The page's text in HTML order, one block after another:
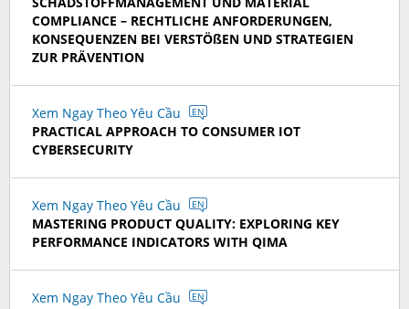
COMPLIANCE – RECHTLICHE ANFORDERUNGEN,
KONSEQUENZEN BEI VERSTÖßEN UND STRATEGIEN
ZUR PRÄVENTION
Xem Ngay Theo Yêu Cầu EN
PRACTICAL APPROACH TO CONSUMER IOT
CYBERSECURITY
Xem Ngay Theo Yêu Cầu EN
MASTERING PRODUCT QUALITY: EXPLORING KEY
PERFORMANCE INDICATORS WITH QIMA
Xem Ngay Theo Yêu Cầu EN